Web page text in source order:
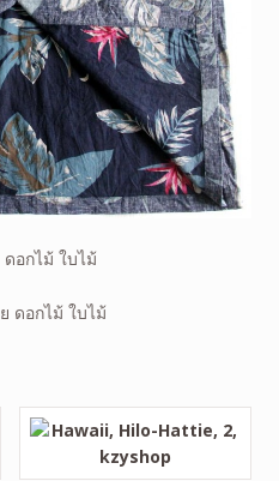
ดอกไม้ ใบไม้